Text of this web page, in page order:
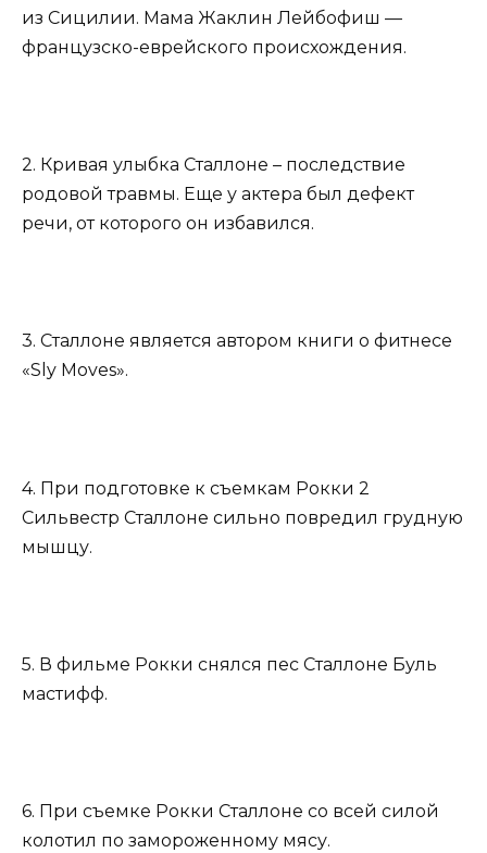
из Сицилии. Мама Жаклин Лейбофиш —
французско-еврейского происхождения.
2. Кривая улыбка Сталлоне – последствие
родовой травмы. Еще у актера был дефект
речи, от которого он избавился.
3. Сталлоне является автором книги о фитнесе
«Sly Moves».
4. При подготовке к съемкам Рокки 2
Сильвестр Сталлоне сильно повредил грудную
мышцу.
5. В фильме Рокки снялся пес Сталлоне Буль
мастифф.
6. При съемке Рокки Сталлоне со всей силой
колотил по замороженному мясу.